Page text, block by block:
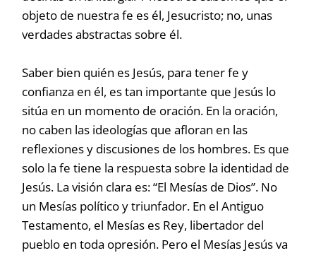
objeto de nuestra fe es él, Jesucristo; no, unas
verdades abstractas sobre él.
Saber bien quién es Jesús, para tener fe y
confianza en él, es tan importante que Jesús lo
sitúa en un momento de oración. En la oración,
no caben las ideologías que afloran en las
reflexiones y discusiones de los hombres. Es que
solo la fe tiene la respuesta sobre la identidad de
Jesús. La visión clara es: “El Mesías de Dios”. No
un Mesías político y triunfador. En el Antiguo
Testamento, el Mesías es Rey, libertador del
pueblo en toda opresión. Pero el Mesías Jesús va